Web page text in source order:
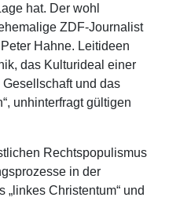
hat. Der wohl
ZDF-Journalist
Hahne. Leitideen
das Kulturideal einer
und das
unhinterfragt gültigen
Rechtspopulismus
in der
Christentum“ und